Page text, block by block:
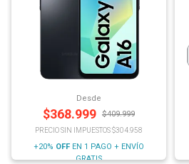
Desde
$368.999 $409.999
PRECIO SIN IMPUESTOS $304.958
+20% OFF EN 1 PAGO + ENVÍO
GRATIS